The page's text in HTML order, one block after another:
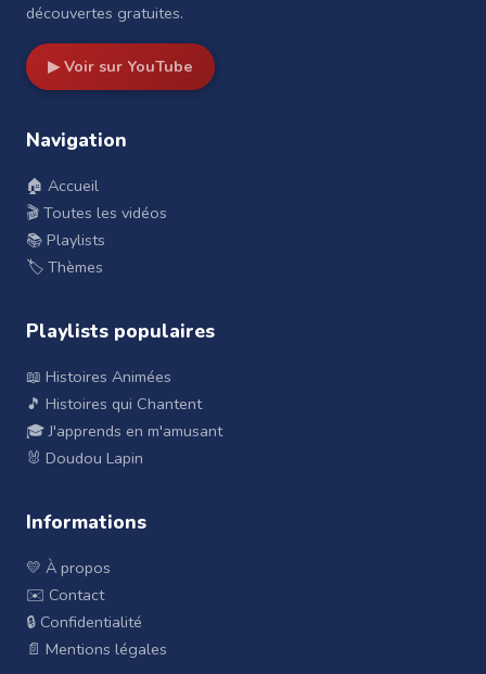
découvertes gratuites.
▶ Voir sur YouTube
Navigation
🏠 Accueil
🎬 Toutes les vidéos
📚 Playlists
🏷️ Thèmes
Playlists populaires
📖 Histoires Animées
🎵 Histoires qui Chantent
🎓 J'apprends en m'amusant
🐰 Doudou Lapin
Informations
💛 À propos
✉️ Contact
🔒 Confidentialité
📄 Mentions légales